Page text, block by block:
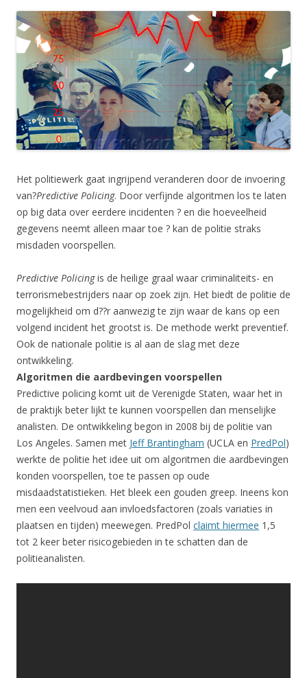
Het politiewerk gaat ingrijpend veranderen door de invoering
van?Predictive Policing. Door verfijnde algoritmen los te laten
op big data over eerdere incidenten ? en die hoeveelheid
gegevens neemt alleen maar toe ? kan de politie straks
misdaden voorspellen.
Predictive Policingis de heilige graal waar criminaliteits- en
terrorismebestrijders naar op zoek zijn. Het biedt de politie de
mogelijkheid om d??r aanwezig te zijn waar de kans op een
volgend incident het grootst is. De methode werkt preventief.
Ook de nationale politie is al aan de slag met deze
ontwikkeling.
Algoritmen die aardbevingen voorspellen
Predictive policing komt uit de Verenigde Staten, waar het in
de praktijk beter lijkt te kunnen voorspellen dan menselijke
analisten. De ontwikkeling begon in 2008 bij de politie van
Los Angeles. Samen met Jeff Brantingham (UCLA en PredPol)
werkte de politie het idee uit om algoritmen die aardbevingen
konden voorspellen, toe te passen op oude
misdaadstatistieken. Het bleek een gouden greep. Ineens kon
men een veelvoud aan invloedsfactoren (zoals variaties in
plaatsen en tijden) meewegen. PredPol claimt hiermee 1,5
tot 2 keer beter risicogebieden in te schatten dan de
politieanalisten.